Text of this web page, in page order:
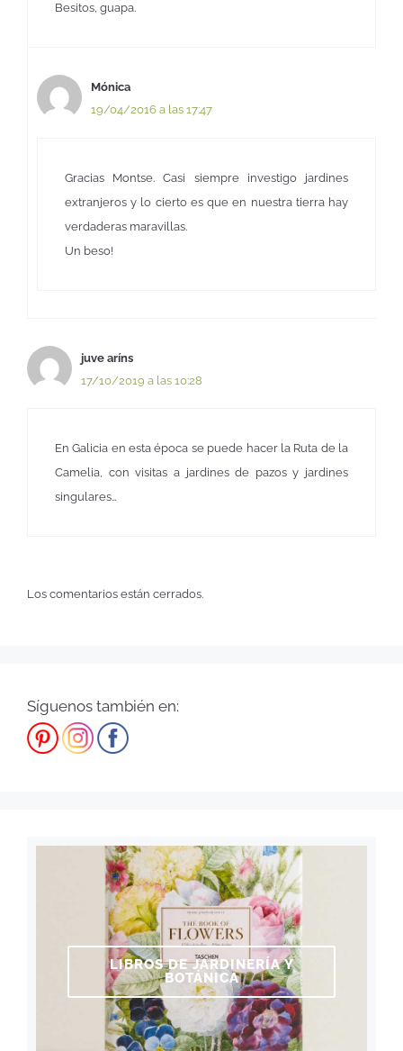
Besitos, guapa.
Mónica
19/04/2016 a las 17:47
Gracias Montse. Casi siempre investigo jardines
extranjeros y lo cierto es que en nuestra tierra hay
verdaderas maravillas.
Un beso!
juve aríns
17/10/2019 a las 10:28
En Galicia en esta época se puede hacer la Ruta de la
Camelia, con visitas a jardines de pazos y jardines
singulares…
Los comentarios están cerrados.
Síguenos también en:
LIBROS DE JARDINERÍA Y
BOTÁNICA